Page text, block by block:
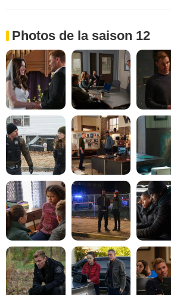
Photos de la saison 12